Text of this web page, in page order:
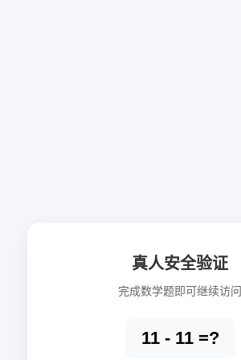
真人安全验证
完成数学题即可继续访问
11 - 11 =?